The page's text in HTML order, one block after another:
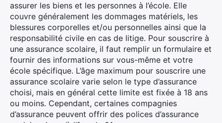
assurer les biens et les personnes à l’école. Elle
couvre généralement les dommages matériels, les
blessures corporelles et/ou personnelles ainsi que la
responsabilité civile en cas de litige. Pour souscrire à
une assurance scolaire, il faut remplir un formulaire et
fournir des informations sur vous-même et votre
école spécifique. L’âge maximum pour souscrire une
assurance scolaire varie selon le type d’assurance
choisi, mais en général cette limite est fixée à 18 ans
ou moins. Cependant, certaines compagnies
d’assurance peuvent offrir des polices d’assurance